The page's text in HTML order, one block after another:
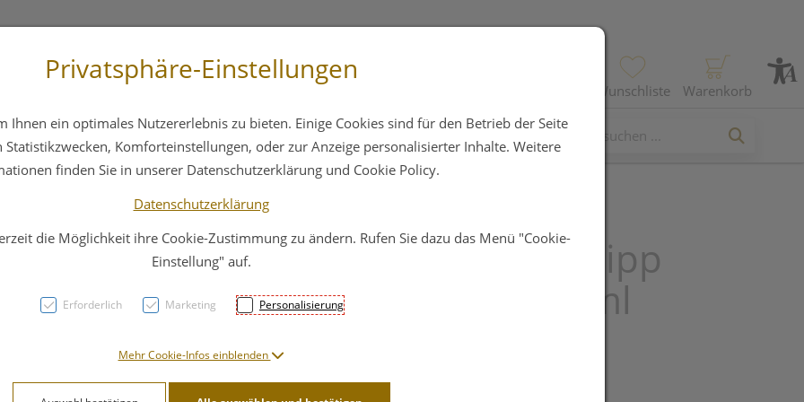
Wunschliste Warenkorb
Hautpflege Familie Nahrungsergänzung
Massage Oel Kneipp
Arnika Aktiv 100ml
10,79 EUR
Privatsphäre-Einstellungen
Ihnen ein optimales Nutzererlebnis zu bieten. Einige Cookies sind für den Betrieb der Seite
Komforteinstellungen, oder zur Anzeige personalisierter Inhalte. Weitere
finden Sie in unserer Datenschutzerklärung und Cookie Policy.
Datenschutzerklärung
die Möglichkeit ihre Cookie-Zustimmung zu ändern. Rufen Sie dazu das Menü "Cookie-
Einstellung" auf.
Erforderlich Marketing Personalisierung
Mehr Cookie-Infos einblenden